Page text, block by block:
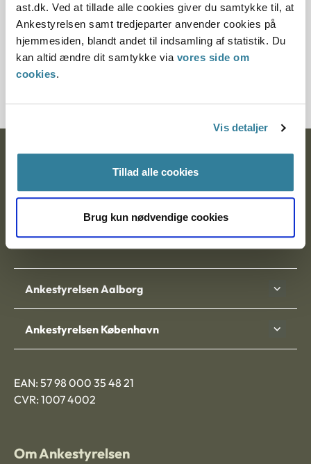
ast.dk. Ved at tillade alle cookies giver du samtykke til, at
Ankestyrelsen samt tredjeparter anvender cookies på
hjemmesiden, blandt andet til indsamling af statistik. Du
kan altid ændre dit samtykke via vores side om
cookies.
Vis detaljer
Tillad alle cookies
Brug kun nødvendige cookies
§ 14 § 18 § 11
Journalnummer
20497-92
Ankestyrelsen
Postadresse:
Nytorv 7, 2. sal
9000 Aalborg
Ankestyrelsen Aalborg
Ankestyrelsen København
EAN: 57 98 000 35 48 21
CVR: 1007 4002
Om Ankestyrelsen